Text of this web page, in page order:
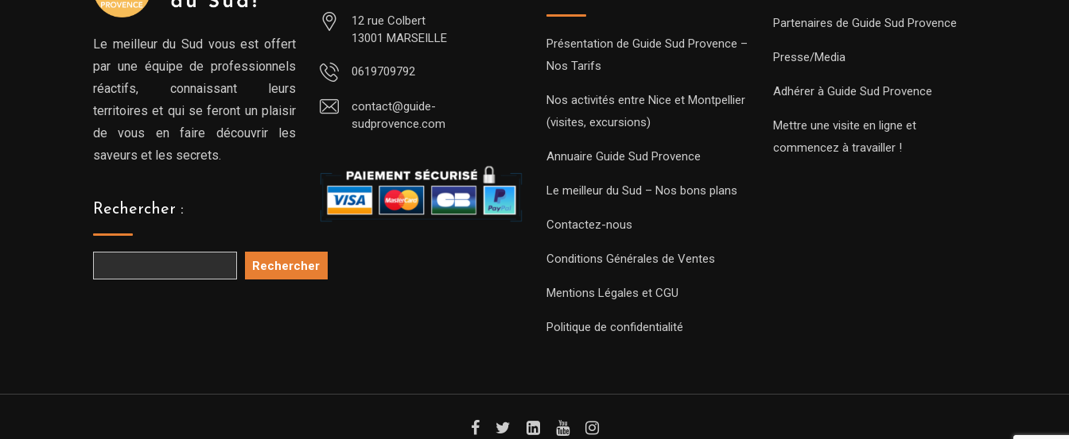
Le meilleur du Sud vous est offert
par une équipe de professionnels
réactifs, connaissant leurs
territoires et qui se feront un plaisir
de vous en faire découvrir les
saveurs et les secrets.
Rechercher :
Rechercher
12 rue Colbert
13001 MARSEILLE
0619709792
contact@guide-
sudprovence.com
Présentation de Guide Sud Provence –
Nos Tarifs
Nos activités entre Nice et Montpellier
(visites, excursions)
Annuaire Guide Sud Provence
Le meilleur du Sud – Nos bons plans
Contactez-nous
Conditions Générales de Ventes
Mentions Légales et CGU
Politique de confidentialité
Partenaires de Guide Sud Provence
Presse/Media
Adhérer à Guide Sud Provence
Mettre une visite en ligne et
commencez à travailler !